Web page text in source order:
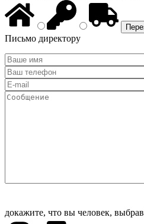
Письмо директору
докажите, что вы человек, выбрав